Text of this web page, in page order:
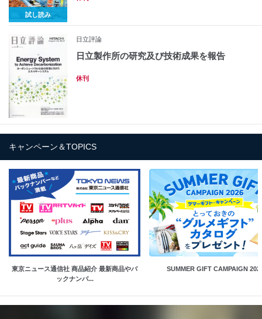
試し読み
日立評論
日立製作所の研究及び技術成果を報告
休刊
キャンペーン＆TOPICS
東京ニュース通信社 商品紹介 最新商品やバ
ックナンバ...
SUMMER GIFT CAMPAIGN